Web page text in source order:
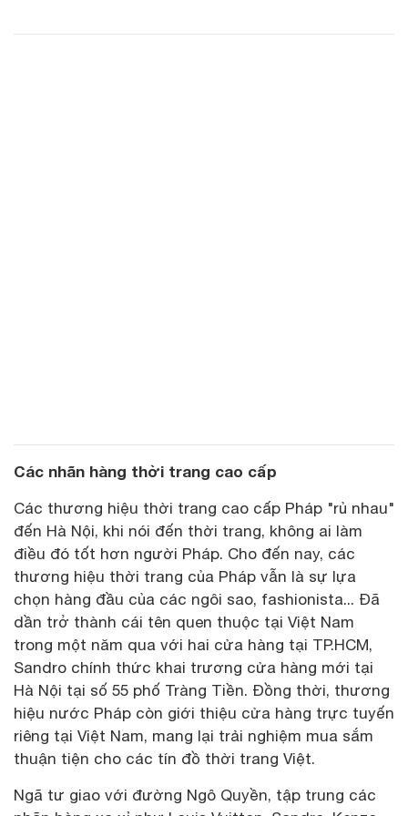
Các nhãn hàng thời trang cao cấp
Các thương hiệu thời trang cao cấp Pháp "rủ nhau"
đến Hà Nội, khi nói đến thời trang, không ai làm
điều đó tốt hơn người Pháp. Cho đến nay, các
thương hiệu thời trang của Pháp vẫn là sự lựa
chọn hàng đầu của các ngôi sao, fashionista... Đã
dần trở thành cái tên quen thuộc tại Việt Nam
trong một năm qua với hai cửa hàng tại TP.HCM,
Sandro chính thức khai trương cửa hàng mới tại
Hà Nội tại số 55 phố Tràng Tiền. Đồng thời, thương
hiệu nước Pháp còn giới thiệu cửa hàng trực tuyến
riêng tại Việt Nam, mang lại trải nghiệm mua sắm
thuận tiện cho các tín đồ thời trang Việt.
Ngã tư giao với đường Ngô Quyền, tập trung các